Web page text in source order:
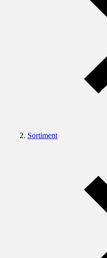
Sortiment